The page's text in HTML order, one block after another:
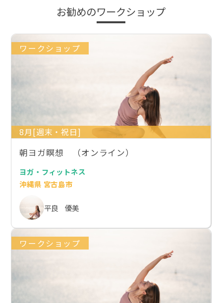
お勧めのワークショップ
ワークショップ
8月[週末・祝日]
朝ヨガ瞑想 （オンライン）
ヨガ・フィットネス
沖縄県 宮古島市
平良 優美
ワークショップ